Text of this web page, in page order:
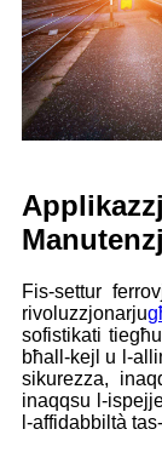
Fis-settur
rivoluzzjonarju
sofistikati
bħall-kejl u l-
sikurezza,
inaqqsu l-
l-affidabbiltà